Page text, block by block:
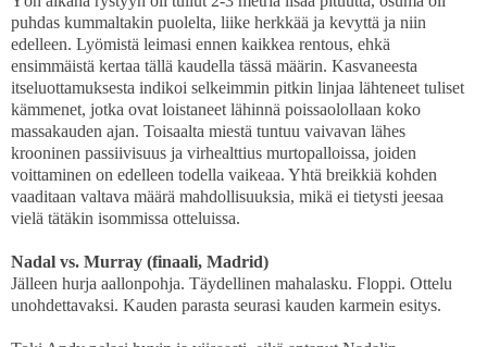
puhdas kummaltakin puolelta, liike herkkää ja kevyttä ja niin
edelleen. Lyömistä leimasi ennen kaikkea rentous, ehkä
ensimmäistä kertaa tällä kaudella tässä määrin. Kasvaneesta
itseluottamuksesta indikoi selkeimmin pitkin linjaa lähteneet tuliset
kämmenet, jotka ovat loistaneet lähinnä poissaolollaan koko
massakauden ajan. Toisaalta miestä tuntuu vaivavan lähes
krooninen passiivisuus ja virhealttius murtopalloissa, joiden
voittaminen on edelleen todella vaikeaa. Yhtä breikkiä kohden
vaaditaan valtava määrä mahdollisuuksia, mikä ei tietysti jeesaa
vielä tätäkin isommissa otteluissa.
Nadal vs. Murray (finaali, Madrid)
Jälleen hurja aallonpohja. Täydellinen mahalasku. Floppi. Ottelu
unohdettavaksi. Kauden parasta seurasi kauden karmein esitys.